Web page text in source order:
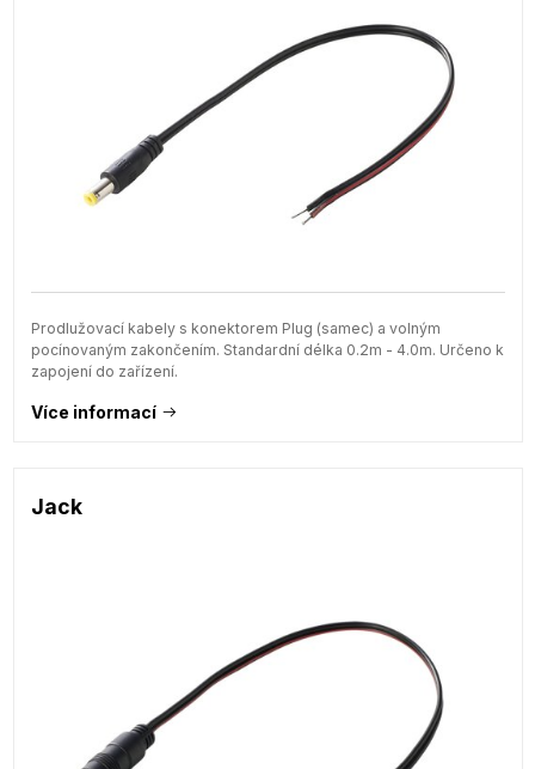
Prodlužovací kabely s konektorem Plug (samec) a volným
pocínovaným zakončením. Standardní délka 0.2m - 4.0m. Určeno k
zapojení do zařízení.
Více informací
Jack